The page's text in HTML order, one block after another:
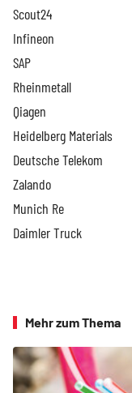
Scout24
Infineon
SAP
Rheinmetall
Qiagen
Heidelberg Materials
Deutsche Telekom
Zalando
Munich Re
Daimler Truck
Mehr zum Thema